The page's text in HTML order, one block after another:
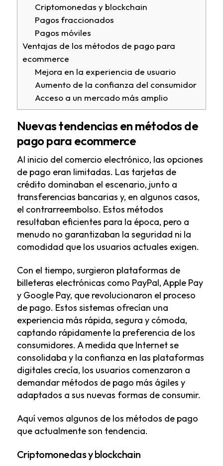
Criptomonedas y blockchain
Pagos fraccionados
Pagos móviles
Ventajas de los métodos de pago para
ecommerce
Mejora en la experiencia de usuario
Aumento de la confianza del consumidor
Acceso a un mercado más amplio
Nuevas tendencias en métodos de
pago para ecommerce
Al inicio del comercio electrónico, las opciones
de pago eran limitadas. Las tarjetas de
crédito dominaban el escenario, junto a
transferencias bancarias y, en algunos casos,
el contrarreembolso. Estos métodos
resultaban eficientes para la época, pero a
menudo no garantizaban la seguridad ni la
comodidad que los usuarios actuales exigen.
Con el tiempo, surgieron plataformas de
billeteras electrónicas como PayPal, Apple Pay
y Google Pay, que revolucionaron el proceso
de pago. Estos sistemas ofrecían una
experiencia más rápida, segura y cómoda,
captando rápidamente la preferencia de los
consumidores. A medida que Internet se
consolidaba y la confianza en las plataformas
digitales crecía, los usuarios comenzaron a
demandar métodos de pago más ágiles y
adaptados a sus nuevas formas de consumir.
Aquí vemos algunos de los métodos de pago
que actualmente son tendencia.
Criptomonedas y blockchain